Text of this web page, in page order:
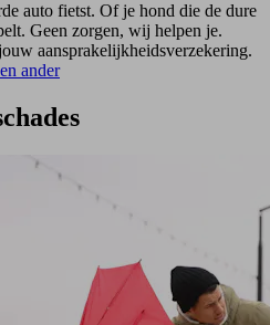
auto fietst. Of je hond die de dure
Geen zorgen, wij helpen je.
aansprakelijkheidsverzekering.
ander